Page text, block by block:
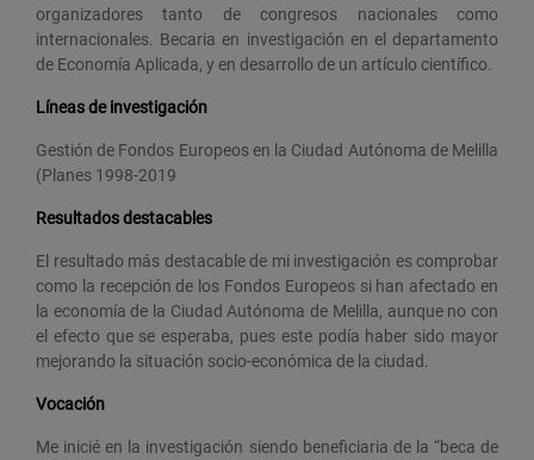
organizadores tanto de congresos nacionales como
internacionales. Becaria en investigación en el departamento
de Economía Aplicada, y en desarrollo de un artículo científico.
Líneas de investigación
Gestión de Fondos Europeos en la Ciudad Autónoma de Melilla
(Planes 1998-2019
Resultados destacables
El resultado más destacable de mi investigación es comprobar
como la recepción de los Fondos Europeos si han afectado en
la economía de la Ciudad Autónoma de Melilla, aunque no con
el efecto que se esperaba, pues este podía haber sido mayor
mejorando la situación socio-económica de la ciudad.
Vocación
Me inicié en la investigación siendo beneficiaria de la “beca de